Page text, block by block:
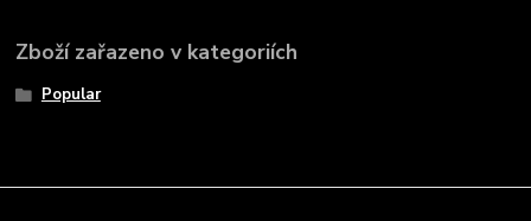
Zboží zařazeno v kategoriích
Popular